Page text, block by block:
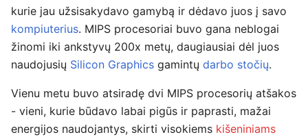
kurie jau užsisakydavo gamybą ir dėdavo juos į savo
kompiuterius. MIPS procesoriai buvo gana neblogai
žinomi iki ankstyvų 200x metų, daugiausiai dėl juos
naudojusių Silicon Graphics gamintų darbo stočių.
Vienu metu buvo atsiradę dvi MIPS procesorių atšakos
- vieni, kurie būdavo labai pigūs ir paprasti, mažai
energijos naudojantys, skirti visokiems kišeniniams